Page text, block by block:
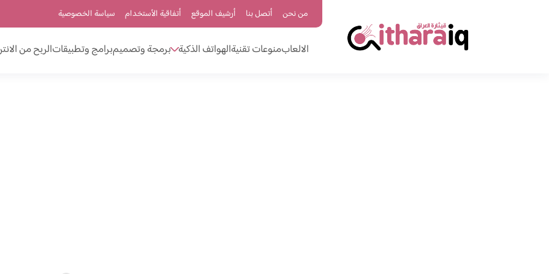
من نحن أتصل بنا أرشيف الموقع أتفاقية الأستخدام سياسة الخصوصية
الالعابمنوعات تقنيةالهواتف الذكية برمجة وتصميمبرامج وتطبيقاتالربح من